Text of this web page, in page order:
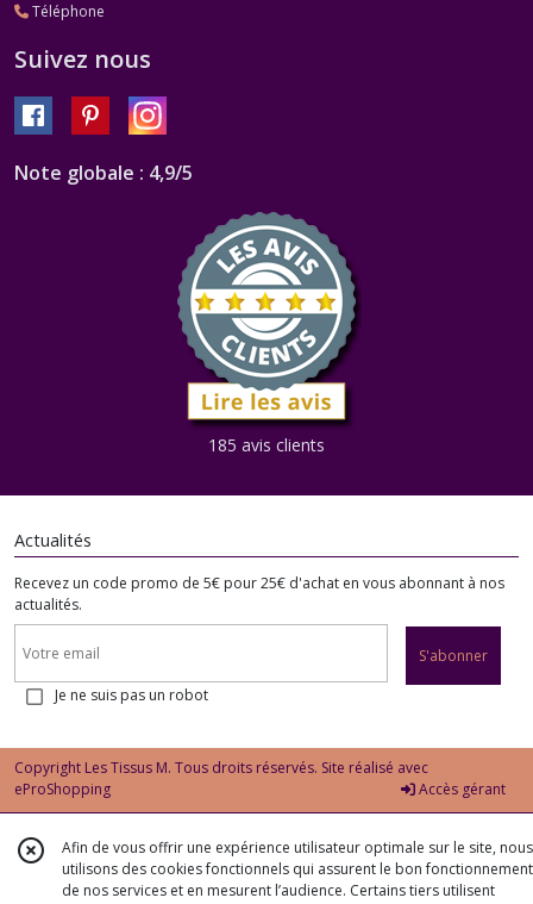
Téléphone
Suivez nous
Note globale : 4,9/5
185 avis clients
Actualités
Recevez un code promo de 5€ pour 25€ d'achat en vous abonnant à nos
actualités.
S'abonner
Je ne suis pas un robot
Copyright Les Tissus M. Tous droits réservés. Site réalisé avec
eProShopping
Accès gérant
Afin de vous offrir une expérience utilisateur optimale sur le site, nous
utilisons des cookies fonctionnels qui assurent le bon fonctionnement
de nos services et en mesurent l’audience. Certains tiers utilisent